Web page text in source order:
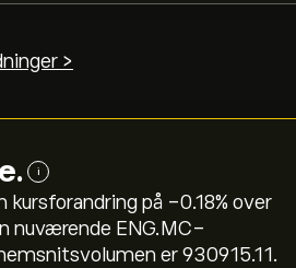
>
i
på ‎-0.18‎% over
nuværende ENG.MC-
er 930915.11.